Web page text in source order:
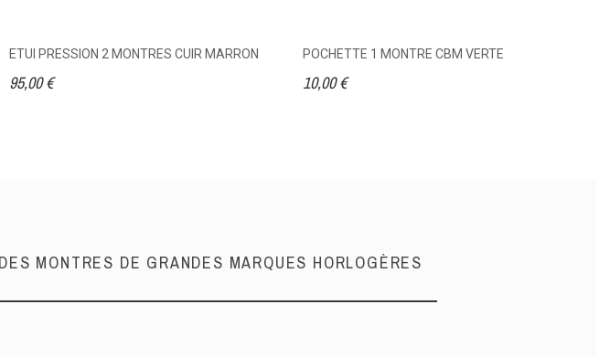
ETUI PRESSION 2 MONTRES CUIR MARRON
95,00 €
POCHETTE 1 MONTRE CBM VERTE
10,00 €
MONTRES DE GRANDES MARQUES HORLOGÈRES